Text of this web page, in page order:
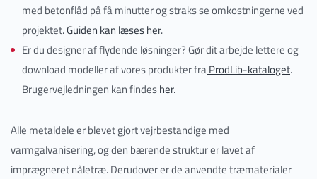
med betonflåd på få minutter og straks se omkostningerne ved
projektet.Guiden kan læses her.
Er du designer af flydende løsninger? Gør dit arbejde lettere og
download modeller af vores produkter fraProdLib-kataloget.
Brugervejledningen kan findesher.
Alle metaldele er blevet gjort vejrbestandige med
varmgalvanisering, og den bærende struktur er lavet af
imprægneret nåletræ. Derudover er de anvendte træmaterialer